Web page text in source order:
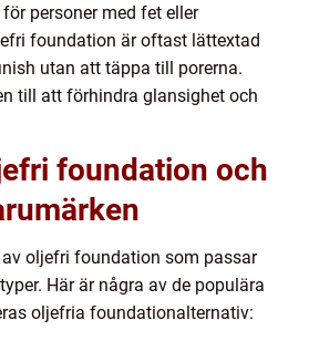
personer med fet eller
foundation är oftast lättextad
utan att täppa till porerna.
till att förhindra glansighet och
foundation och
oljefri foundation som passar
Här är några av de populära
oljefria foundationalternativ: